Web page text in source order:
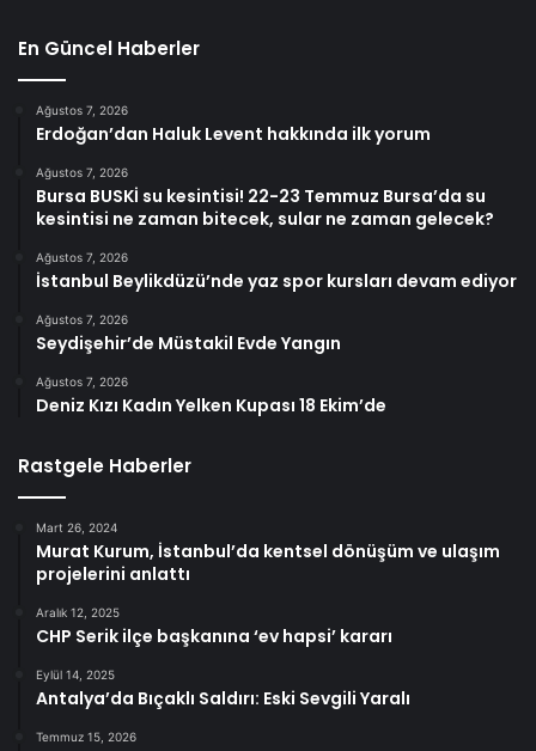
En Güncel Haberler
Ağustos 7, 2026
Erdoğan’dan Haluk Levent hakkında ilk yorum
Ağustos 7, 2026
Bursa BUSKİ su kesintisi! 22-23 Temmuz Bursa’da su
kesintisi ne zaman bitecek, sular ne zaman gelecek?
Ağustos 7, 2026
İstanbul Beylikdüzü’nde yaz spor kursları devam ediyor
Ağustos 7, 2026
Seydişehir’de Müstakil Evde Yangın
Ağustos 7, 2026
Deniz Kızı Kadın Yelken Kupası 18 Ekim’de
Rastgele Haberler
Mart 26, 2024
Murat Kurum, İstanbul’da kentsel dönüşüm ve ulaşım
projelerini anlattı
Aralık 12, 2025
CHP Serik ilçe başkanına ‘ev hapsi’ kararı
Eylül 14, 2025
Antalya’da Bıçaklı Saldırı: Eski Sevgili Yaralı
Temmuz 15, 2026